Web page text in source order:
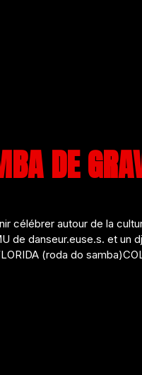
DE
célébrer autour de la
de danseur.euse.s. et un
(roda do